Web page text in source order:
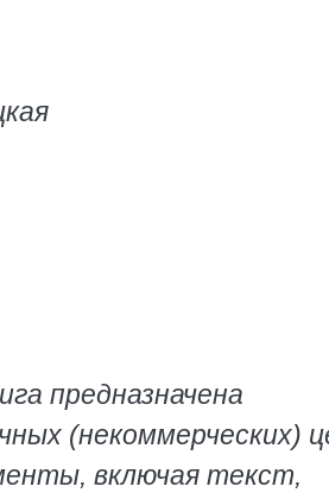
предназначена
(некоммерческих)
включая текст,